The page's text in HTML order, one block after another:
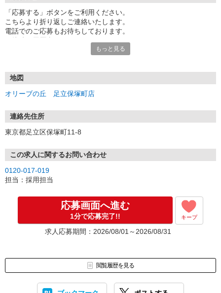
「応募する」ボタンをご利用ください。
こちらより折り返しご連絡いたします。
電話でのご応募もお待ちしております。
もっと見る
地図
オリーブの丘 足立保塚町店
連絡先住所
東京都足立区保塚町11-8
この求人に関するお問い合わせ
0120-017-019
担当：採用担当
応募画面へ進む
1分で応募完了!! キープ
求人応募期間：2026/08/01～2026/08/31
閲覧履歴を見る